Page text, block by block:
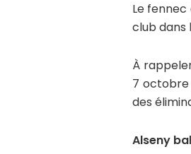
Le fennec
club dans
À
7
des
Alseny